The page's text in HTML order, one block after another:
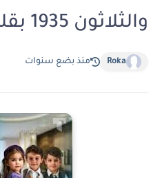
والثلاثون 1935 بقلم مجهول
Roka منذ بضع سنوات